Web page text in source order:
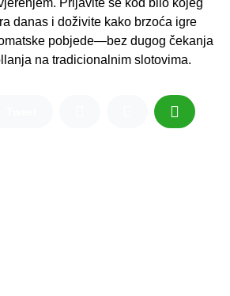
Prijavite se kod bilo kojeg
danas i doživite kako brzoća igre
pobjede—bez dugog čekanja
na tradicionalnim slotovima.